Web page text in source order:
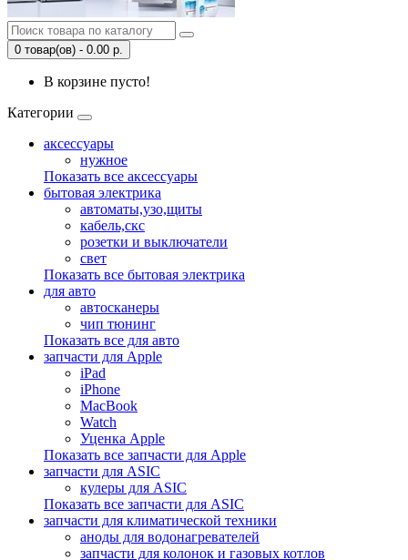
0 товар(ов) - 0.00 р.
В корзине пусто!
Категории
аксессуары
нужное
Показать все аксессуары
бытовая электрика
автоматы,узо,щиты
кабель,скс
розетки и выключатели
свет
Показать все бытовая электрика
для авто
автосканеры
чип тюнинг
Показать все для авто
запчасти для Apple
iPad
iPhone
MacBook
Watch
Уценка Apple
Показать все запчасти для Apple
запчасти для ASIC
кулеры для ASIC
Показать все запчасти для ASIC
запчасти для климатической техники
аноды для водонагревателей
запчасти для колонок и газовых котлов